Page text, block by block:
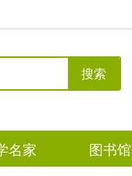
搜索
名家 图书馆